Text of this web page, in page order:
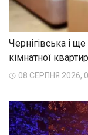
Чернігівська і
кімнатної
08 СЕРПНЯ 2026,